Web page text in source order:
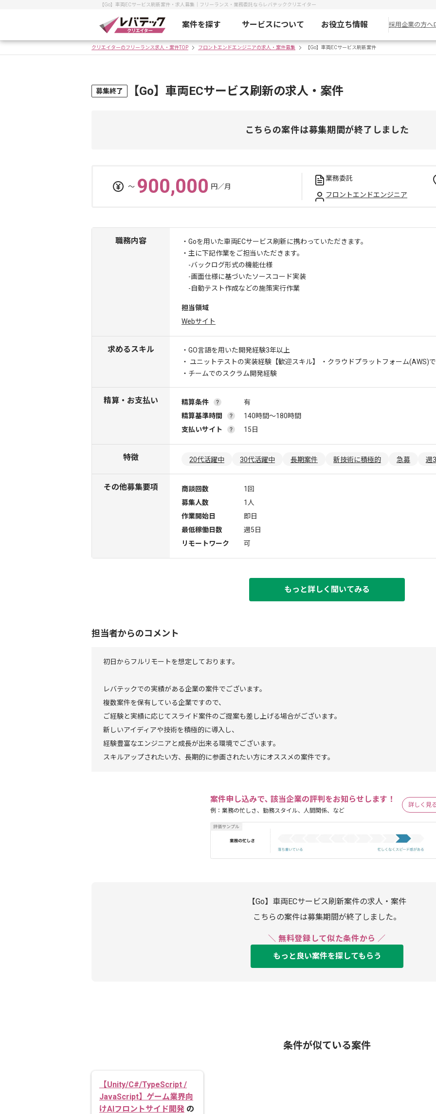
【Go】車両ECサービス刷新案件・求人募集｜フリーランス・業務委託ならレバテッククリエイター
案件を探す サービスについて お役立ち情報 採用企業の方へ
クリエイターのフリーランス求人・案件TOP フロントエンドエンジニアの求人・案件募集 【Go】車両ECサービス刷新案件
募集終了 【Go】車両ECサービス刷新の求人・案件
こちらの案件は募集期間が終了しました
〜 900,000 円／月
業務委託
フロントエンドエンジニア
職務内容
・Goを用いた車両ECサービス刷新に携わっていただきます。
・主に下記作業をご担当いただきます。
-バックログ形式の機能仕様
-画面仕様に基づいたソースコード実装
-自動テスト作成などの施策実行作業
担当領域
Webサイト
求めるスキル
・GO言語を用いた開発経験3年以上
・ ユニットテストの実装経験 【歓迎スキル】 ・クラウドプラットフォーム(AWS)
・チームでのスクラム開発経験
精算・お支払い 精算条件
有
精算基準時間
140時間〜180時間
支払いサイト
15日
特徴 20代活躍中 30代活躍中 長期案件 新技術に積極的 急募 週
その他募集要項 商談回数
1回
募集人数
1人
作業開始日
即日
最低稼働日数
週5日
リモートワーク
可
もっと詳しく聞いてみる
担当者からのコメント
初日からフルリモートを想定しております。
レバテックでの実績がある企業の案件でございます。
複数案件を保有している企業ですので、
ご経験と実績に応じてスライド案件のご提案も差し上げる場合がございます。
新しいアイディアや技術を積極的に導入し、
経験豊富なエンジニアと成長が出来る環境でございます。
スキルアップされたい方、長期的に参画されたい方にオススメの案件です。
案件申し込みで､ 該当企業の評判をお知らせします！
例：業務の忙しさ、勤務スタイル、人間関係、など
詳しく見
【Go】車両ECサービス刷新案件の求人・案件
こちらの案件は募集期間が終了しました。
＼ 無料登録して似た条件から ／
もっと良い案件を探してもらう
条件が似ている案件
【Unity/C#/TypeScript /
JavaScript】ゲーム業界向
けAIフロントサイド開発 の